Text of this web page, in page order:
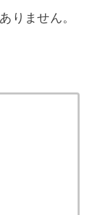
りません。